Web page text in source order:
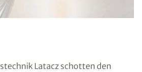
Latacz schotten den